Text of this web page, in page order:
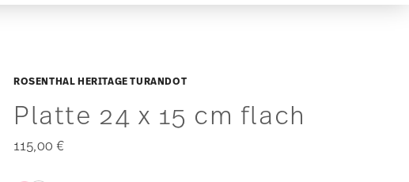
ROSENTHAL HERITAGE TURANDOT
Platte 24 x 15 cm flach
115,00 €